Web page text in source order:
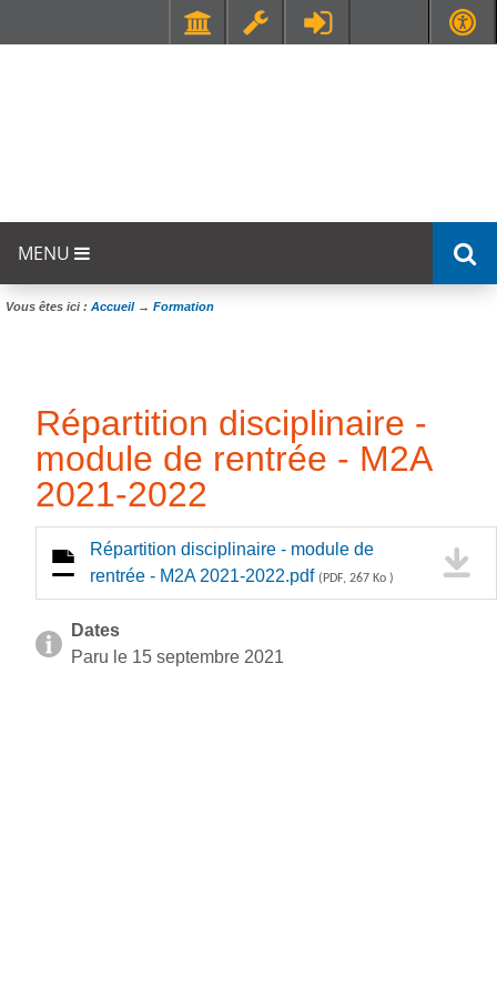
MENU
Vous êtes ici : Accueil→ Formation
Répartition disciplinaire -
module de rentrée - M2A
2021-2022
Répartition disciplinaire - module de
rentrée - M2A 2021-2022.pdf (PDF, 267 Ko )
Dates
Paru le 15 septembre 2021